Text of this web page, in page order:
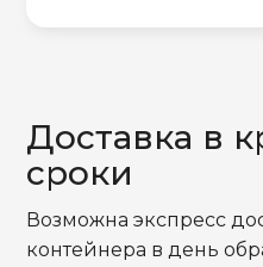
Доставка в
сроки
Возможна экспресс
контейнера в день